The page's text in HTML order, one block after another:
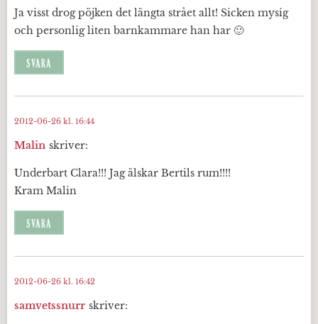
Ja visst drog pöjken det längta strået allt! Sicken mysig
och personlig liten barnkammare han har 🙂
SVARA
Malin skriver:
2012-06-26 kl. 16:44
Underbart Clara!!! Jag älskar Bertils rum!!!!
Kram Malin
SVARA
samvetssnurr skriver:
2012-06-26 kl. 16:42